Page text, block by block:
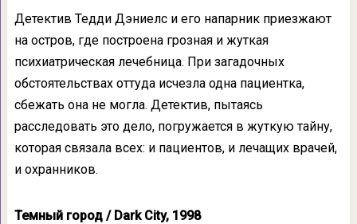
Детектив Тедди Дэниелс и его напарник приезжают
на остров, где построена грозная и жуткая
психиатрическая лечебница. При загадочных
обстоятельствах оттуда исчезла одна пациентка,
сбежать она не могла. Детектив, пытаясь
расследовать это дело, погружается в жуткую тайну,
которая связала всех: и пациентов, и лечащих врачей,
и охранников.
Темный город / Dark City, 1998